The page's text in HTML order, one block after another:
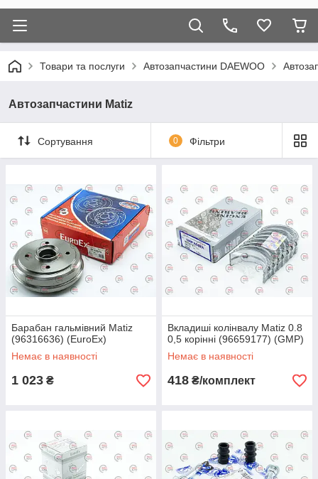
Товари та послуги Автозапчастини DAEWOO
Автозапчастини Matiz
Сортування 0 Фільтри
Барабан гальмівний Matiz
(96316636) (EuroEx)
Немає в наявності
1 023 ₴
Вкладиші колінвалу Matiz 0.8
0,5 корінні (96659177) (GMP)
Немає в наявності
418 ₴/комплект